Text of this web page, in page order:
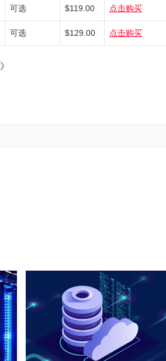
可选 $119.00 点击购买
可选 $129.00 点击购买
》